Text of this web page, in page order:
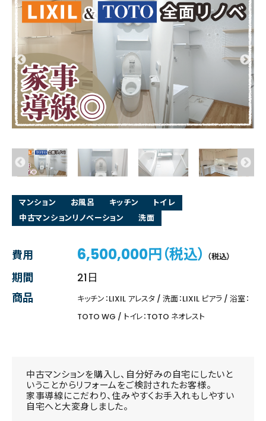
マンション お風呂 キッチン
トイレ
中古マンションリノベーション
洗面
費用 6,500,000円（税込） （税込）
期間
21日
商品
キッチン：LIXIL アレスタ / 洗面：LIXIL ピアラ / 浴室：
TOTO WG / トイレ：TOTO ネオレスト
中古マンションを購入し、自分好みの自宅にしたいと
いうことからリフォームをご検討されたお客様。
家事導線にこだわり、住みやすくお手入れもしやすい
自宅へと大変身しました。